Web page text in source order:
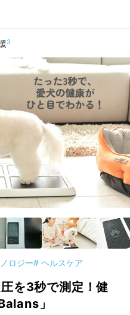
3
ロジー# ヘルスケア
を3秒で測定！健
」